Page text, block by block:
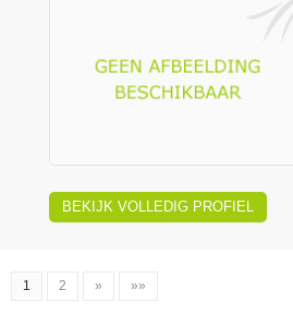
BEKIJK VOLLEDIG PROFIEL
1 2 » »»